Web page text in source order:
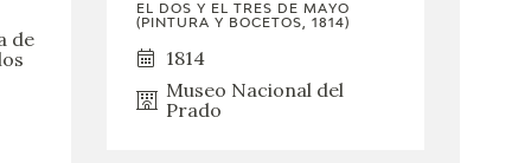
de
EL DOS Y EL TRES DE MAYO
(PINTURA Y BOCETOS, 1814)
1814
Museo Nacional del
Prado